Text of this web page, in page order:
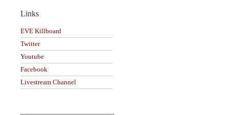
Links
EVE Killboard
Twitter
Youtube
Facebook
Livestream Channel